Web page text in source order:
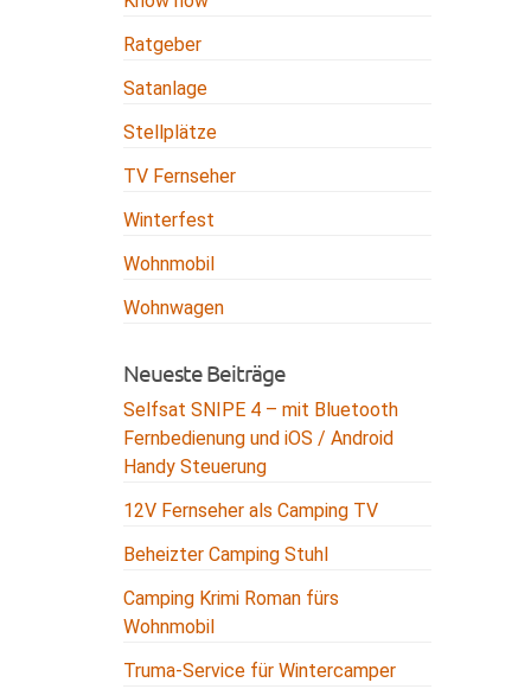
Ratgeber
Satanlage
Stellplätze
TV Fernseher
Winterfest
Wohnmobil
Wohnwagen
Neueste Beiträge
Selfsat SNIPE 4 – mit Bluetooth
Fernbedienung und iOS / Android
Handy Steuerung
12V Fernseher als Camping TV
Beheizter Camping Stuhl
Camping Krimi Roman fürs
Wohnmobil
Truma-Service für Wintercamper